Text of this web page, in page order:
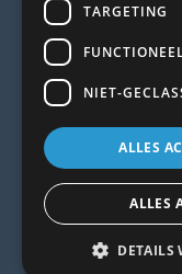
2026| Website
TARGETING
NIET-
ALLES
ALLES
DETAILS